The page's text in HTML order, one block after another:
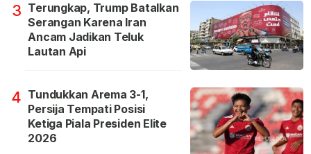
3 Terungkap, Trump Batalkan
Serangan Karena Iran
Ancam Jadikan Teluk
Lautan Api
4 Tundukkan Arema 3-1,
Persija Tempati Posisi
Ketiga Piala Presiden Elite
2026